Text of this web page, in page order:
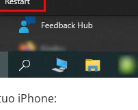
iPhone: